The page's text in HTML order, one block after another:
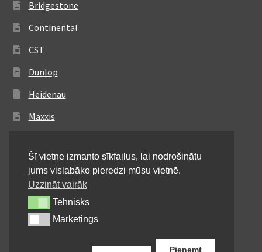
Bridgestone
Continental
CST
Dunlop
Heidenau
Maxxis
Michelin
Mitas
Pirelli
Shinko
Šī vietne izmanto sīkfailus, lai nodrošinātu
jums vislabāko pieredzi mūsu vietnē.
Uzzināt vairāk
TehnisksTehnisks
MārketingsMārketings
Pieņemt